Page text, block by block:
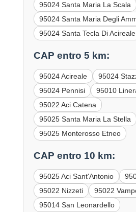
95024 Santa Maria La Scala
95024 Santa Maria Degli
95024 Santa Tecla Di Acireale
CAP entro 5 km:
95024 Acireale
95024
95024 Pennisi
95010
95022 Aci Catena
95025 Santa Maria La Stella
95025 Monterosso Etneo
CAP entro 10 km:
95025 Aci Sant'Antonio
95022 Nizzeti
95022
95014 San Leonardello